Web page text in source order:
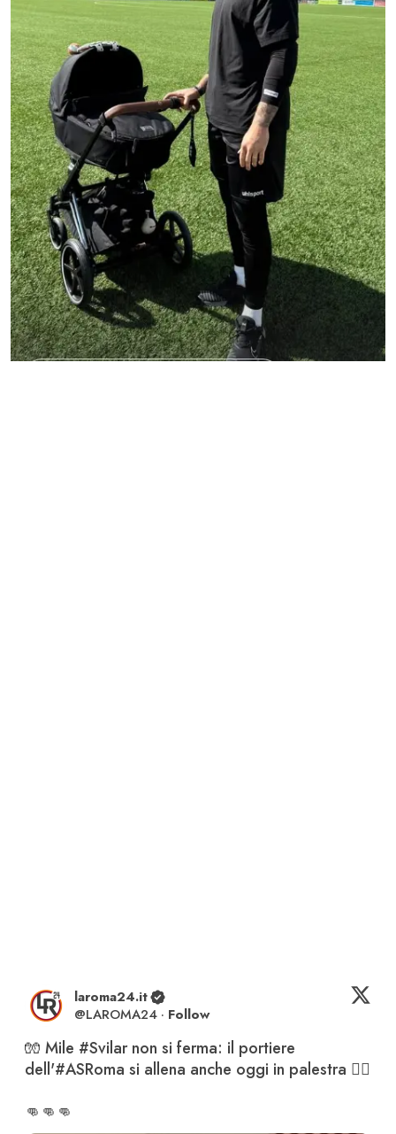
laroma24.it
@LAROMA24 · Follow
🧤 Mile #Svilar non si ferma: il portiere
dell'#ASRoma si allena anche oggi in palestra 🏋️‍♂️
👊👊👊